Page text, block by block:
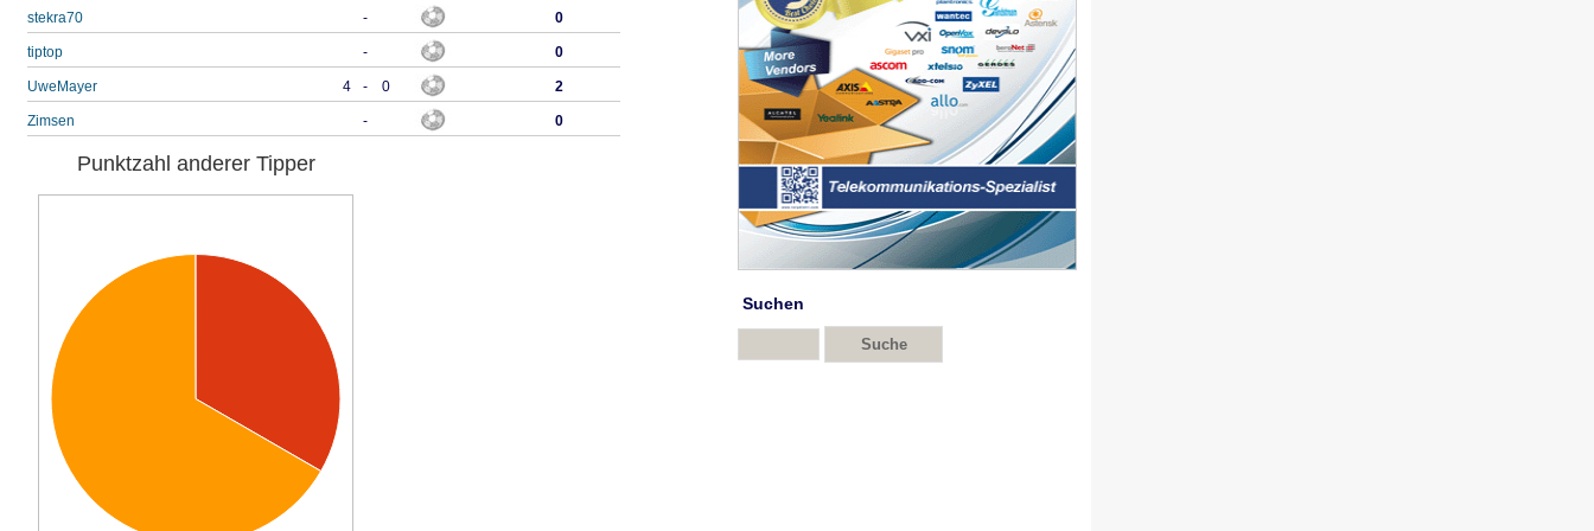
stekra70 - 0
tiptop - 0
UweMayer 4 - 0 2
Zimsen - 0
Punktzahl anderer Tipper
Suchen